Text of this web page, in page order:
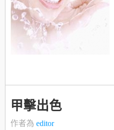
甲擊出色
作者為 editor